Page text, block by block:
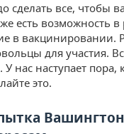
сделать все, чтобы
есть возможность в
в вакцинировании.
для участия.
У нас наступает
это.